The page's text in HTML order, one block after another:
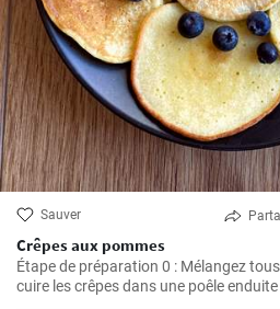
Sauver
Crêpes aux pommes
Étape de préparation 0 : Mélangez
cuire les crêpes dans une poêle